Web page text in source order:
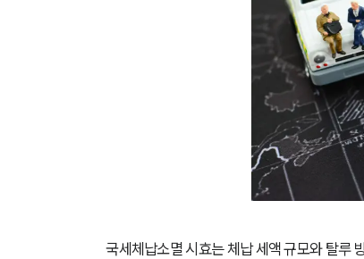
국세체납소멸 시효는 체납 세액 규모와 탈루